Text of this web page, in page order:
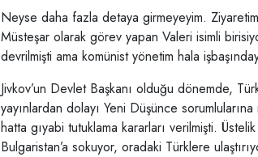
Neyse daha fazla detaya girmeyeyim.
Müsteşar olarak görev yapan Valeri isimli
devrilmişti ama komünist yönetim hala
Jivkov’un Devlet Başkanı olduğu dönemde,
yayınlardan dolayı Yeni Düşünce
hatta gıyabi tutuklama kararları verilmişti.
Bulgaristan’a sokuyor, oradaki Türklere